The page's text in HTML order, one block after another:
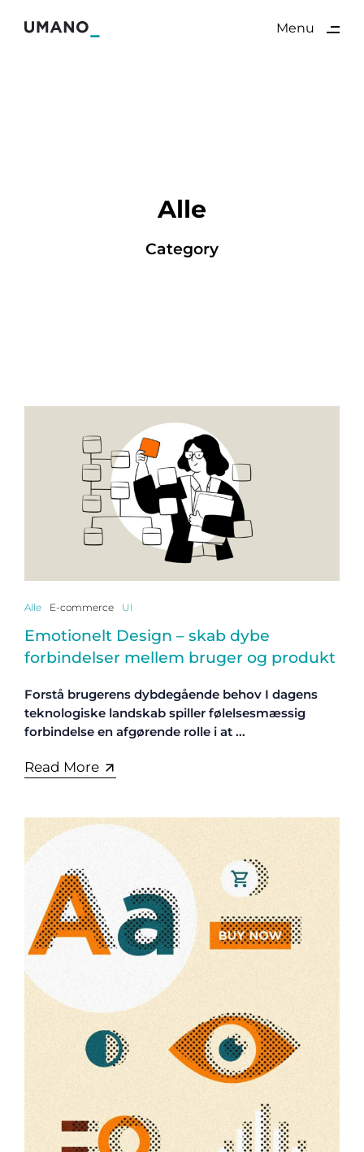
Menu
Alle
Category
Alle E-commerce UI
Emotionelt Design – skab dybe
forbindelser mellem bruger og produkt
Forstå brugerens dybdegående behov I dagens
teknologiske landskab spiller følelsesmæssig
forbindelse en afgørende rolle i at ...
Read More